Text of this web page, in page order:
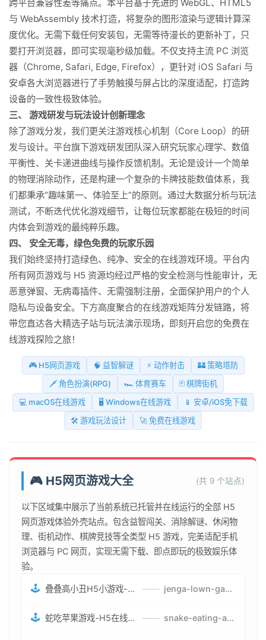
跨平台兼容性差等痛点。本平台基于先进的 WebGL、HTML5
与 WebAssembly 技术打造，将复杂的图形渲染与逻辑计算深
度优化。无需下载任何安装包，无需等待漫长的更新补丁，只
要打开浏览器，即可实现毫秒级加载。不仅支持主流 PC 浏览
器（Chrome, Safari, Edge, Firefox），更针对 iOS Safari 与
安卓各大浏览器进行了手势触摸与屏占比的深度适配，打造跨
设备的一致性极致体验。
三、 游戏研发与玩法设计创新理念
除了游戏分发，我们更关注游戏核心机制（Core Loop）的研
发与设计。平台旗下游戏研发团队深入研究玩家心理学、数值
平衡性、关卡递进曲线与操作反馈机制。无论是设计一个简单
的物理消除动作，还是构建一个复杂的卡牌技能数值体系，我
们都秉承“趣味第一、体验至上”的原则。通过大数据分析与玩法
测试，不断迭代优化游戏细节，让每位玩家都能在极短的时间
内体会到游戏的最纯粹乐趣。
四、 安全无毒，绿色免费的玩家乐园
我们始终坚持打造绿色、纯净、安全的在线游戏环境。平台内
所有网页游戏与 H5 资源均经过严格的安全检测与性能审计，无
恶意弹窗、无病毒插件、无需强制注册，全面保护用户的个人
隐私与设备安全。下方高度聚合的在线游戏矩阵分发链路，将
带您直达各大精选子站与玩法演示现场，即刻开启您的免费在
线游戏探险之旅！
🎮 H5网页游戏 🧠 益智解谜 ⚡ 动作射击
🏰 策略塔防
🗡️ 角色扮演(RPG)
🏎️ 体育赛车
🃏 棋牌街机
💻 macOS在线游戏
🖥️ Windows在线游戏
📱 安卓/iOS免下载
🛠️ 游戏玩法设计
🚀 免费在线游戏
🎮 H5网页游戏大全 (共 9 个站点)
以下区域集中展示了当前系统已托管并在线运行的全部 H5
网页游戏体验外壳站点。包含益智闯关、消除解谜、休闲物
理、街机动作、棋牌竞技等全类型 H5 游戏，完美适配手机
浏览器与 PC 网页，实现无需下载、即点即玩的极致娱乐体
验。
🕹️ 叠叠高小丑H5小游戏-刺激游戏叠叠高小丑竞技赛-网页在线叠叠高小丑闯关游戏 —— jenga-lown-game.smartwatchmanufacturer.cn
🕹️ 蛇吃苹果游戏-H5在线蛇吃苹果网页游戏-有趣休闲游戏 —— snake-eating-apple-game.smartwatchmanufacturer.cn